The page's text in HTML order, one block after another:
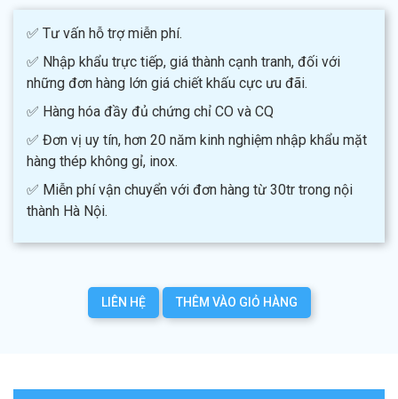
✅ Tư vấn hỗ trợ miễn phí.
✅ Nhập khẩu trực tiếp, giá thành cạnh tranh, đối với
những đơn hàng lớn giá chiết khấu cực ưu đãi.
✅ Hàng hóa đầy đủ chứng chỉ CO và CQ
✅ Đơn vị uy tín, hơn 20 năm kinh nghiệm nhập khẩu mặt
hàng thép không gỉ, inox.
✅ Miễn phí vận chuyển với đơn hàng từ 30tr trong nội
thành Hà Nội.
LIÊN HỆ THÊM VÀO GIỎ HÀNG